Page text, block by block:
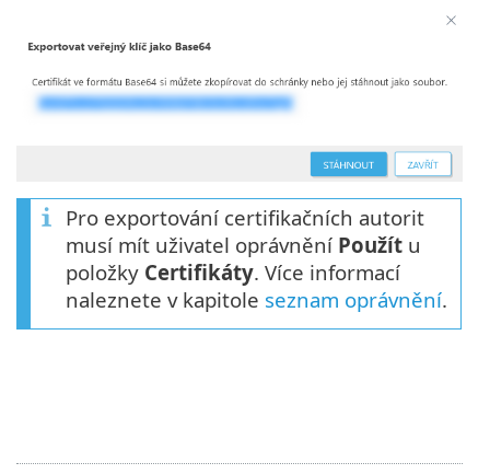
Pro exportování certifikačních autorit
musí mít uživatel oprávnění Použít u
položky Certifikáty. Více informací
naleznete v kapitole seznam oprávnění.